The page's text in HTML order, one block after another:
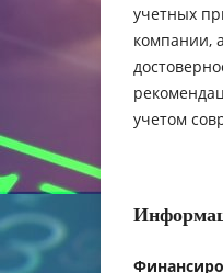
учетных
компании,
учетом